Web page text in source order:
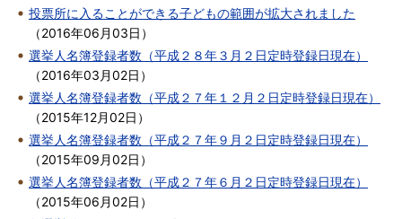
投票所に入ることができる子どもの範囲が拡大されました
（2016年06月03日 ）
選挙人名簿登録者数（平成２８年３月２日定時登録日現在）
（2016年03月02日 ）
選挙人名簿登録者数（平成２７年１２月２日定時登録日現在）
（2015年12月02日 ）
選挙人名簿登録者数（平成２７年９月２日定時登録日現在）
（2015年09月02日 ）
選挙人名簿登録者数（平成２７年６月２日定時登録日現在）
（2015年06月02日 ）